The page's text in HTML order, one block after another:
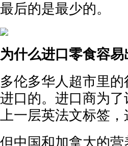
最后的是最少的。
为什么进口零食容易
多伦多华人超市里
进口的。进口商为
上一层英法文标签
但中国和加拿大的